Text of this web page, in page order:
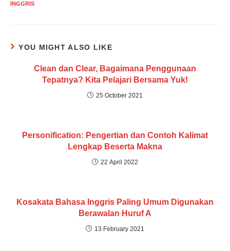
INGGRIS
YOU MIGHT ALSO LIKE
Clean dan Clear, Bagaimana Penggunaan
Tepatnya? Kita Pelajari Bersama Yuk!
25 October 2021
Personification: Pengertian dan Contoh Kalimat
Lengkap Beserta Makna
22 April 2022
Kosakata Bahasa Inggris Paling Umum Digunakan
Berawalan Huruf A
13 February 2021